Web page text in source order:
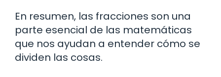
En resumen, las fracciones son una
parte esencial de las matemáticas
que nos ayudan a entender cómo se
dividen las cosas.